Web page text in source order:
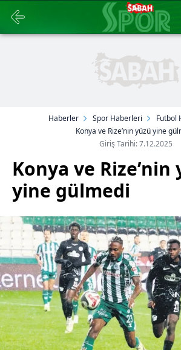
Haberler Spor Haberleri
Futbol
Konya ve Rize’nin yüzü yine
Giriş Tarihi: 7.12.2025
Konya ve Rize’nin
yine gülmedi